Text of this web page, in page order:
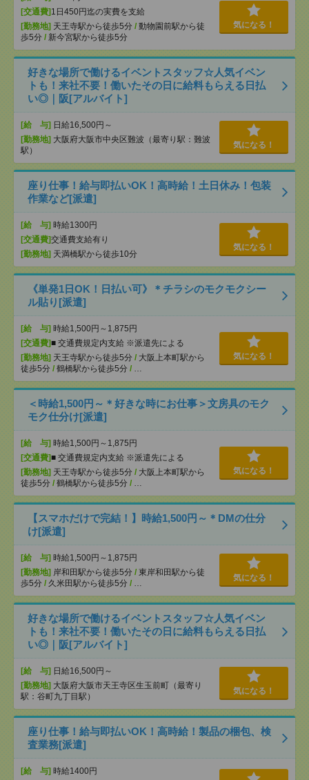
[交通費] 1日450円迄の実費を支給
[勤務地] 天王寺駅から徒歩5分 / 動物園前駅から徒
歩5分 / 新今宮駅から徒歩5分
気になる！
好きな場所で働けるイベントスタッフ☆人気イベン
トも！来社不要！働いたその日に給料もらえる日払
い◎｜阪[アルバイト]
[給 与] 日給16,500円～
[勤務地] 大阪府大阪市中央区難波（最寄り駅：難波
駅）
気になる！
座り仕事！給与即払いOK！高時給！土日休み！包装
作業など[派遣]
[給 与] 時給1300円
[交通費]交通費支給有り
[勤務地] 天満橋駅から徒歩10分
気になる！
《単発1日OK！日払い可》＊チラシのモクモクシー
ル貼り[派遣]
[給 与] 時給1,500円～1,875円
[交通費]■ 交通費規定内支給 ※派遣先による
[勤務地] 天王寺駅から徒歩5分 / 大阪上本町駅から
徒歩5分 / 鶴橋駅から徒歩5分 / …
気になる！
＜時給1,500円～＊好きな時にお仕事＞文房具のモク
モク仕分け[派遣]
[給 与] 時給1,500円～1,875円
[交通費]■ 交通費規定内支給 ※派遣先による
[勤務地] 天王寺駅から徒歩5分 / 大阪上本町駅から
徒歩5分 / 鶴橋駅から徒歩5分 / …
気になる！
【スマホだけで完結！】時給1,500円～＊DMの仕分
け[派遣]
[給 与] 時給1,500円～1,875円
[勤務地] 岸和田駅から徒歩5分 / 東岸和田駅から徒
歩5分 / 久米田駅から徒歩5分 / …
気になる！
好きな場所で働けるイベントスタッフ☆人気イベン
トも！来社不要！働いたその日に給料もらえる日払
い◎｜阪[アルバイト]
[給 与] 日給16,500円～
[勤務地] 大阪府大阪市天王寺区生玉前町（最寄り
駅：谷町九丁目駅）
気になる！
座り仕事！給与即払いOK！高時給！製品の梱包、検
査業務[派遣]
[給 与] 時給1400円